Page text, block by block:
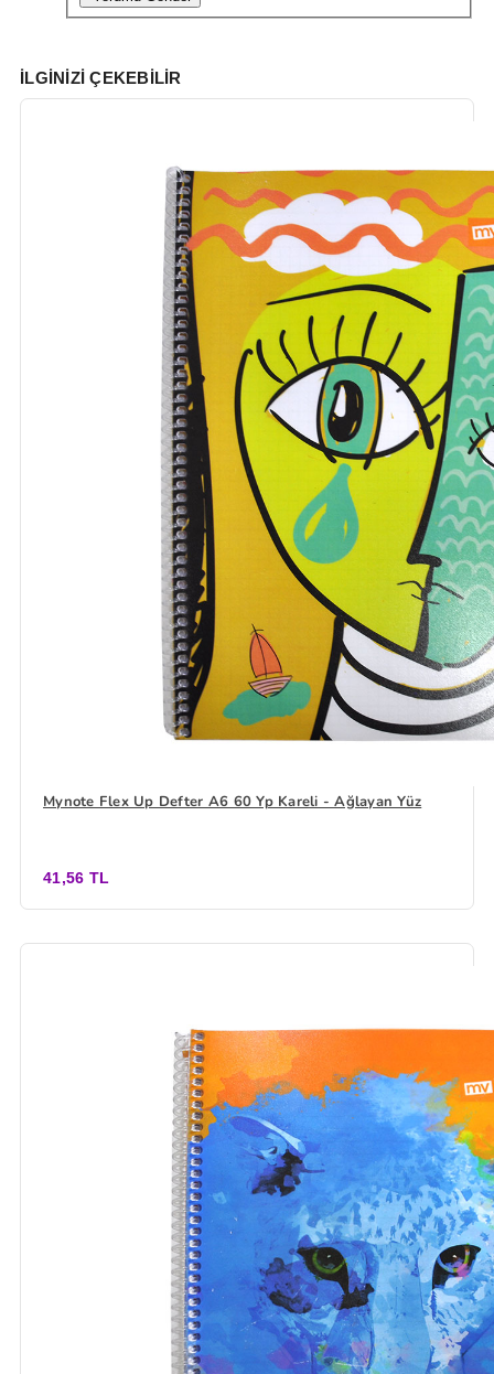
İLGINIZI ÇEKEBILIR
Mynote Flex Up Defter A6 60 Yp Kareli - Ağlayan Yüz
41,56 TL